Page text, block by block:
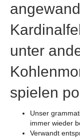
unter
spielen
Unser
immer wieder
Verwandt